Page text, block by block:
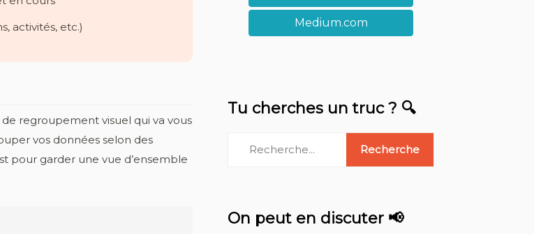
activités, etc.)
regroupement visuel qui va vous
vos données selon des
pour garder une vue d’ensemble
Medium.com
Tu cherches un truc ? 🔍
On peut en discuter 📢